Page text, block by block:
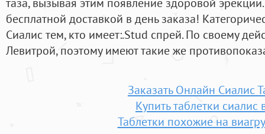
бесплатной доставкой в день заказа!
Сиалис тем, кто имеет:.Stud спрей. По своему
Левитрой, поэтому имеют такие же
Заказать Онлайн Сиалис
Купить таблетки сиалис
Таблетки похожие на